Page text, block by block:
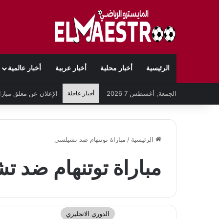
الرئيسية أخبار محلية أخبار عربية أخبار عالمية
الجمعة, أغسطس 7 2026 أخبار عاجلة
الرئيسية / مباراة توتنهام ضد تشيلسي
مباراة توتنهام ضد
الدوري الانجليزي